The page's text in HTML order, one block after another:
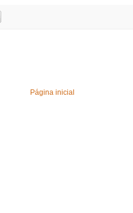
Página inicial